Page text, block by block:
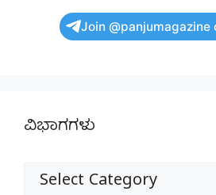
Join @panjumagazine
ವಿಭಾಗಗಳು
ವಿಭಾಗಗಳು